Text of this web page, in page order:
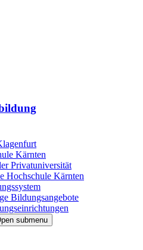
Kärnten
Privatuniversität
Hochschule Kärnten
Bildungsangebote
submenu